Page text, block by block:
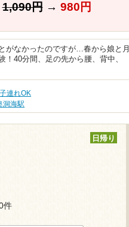
1,090円→ 980円
がなかったのですが…春から娘と月
40分間、足の先から腰、背中、
連れOK
洞海駅
日帰り
件